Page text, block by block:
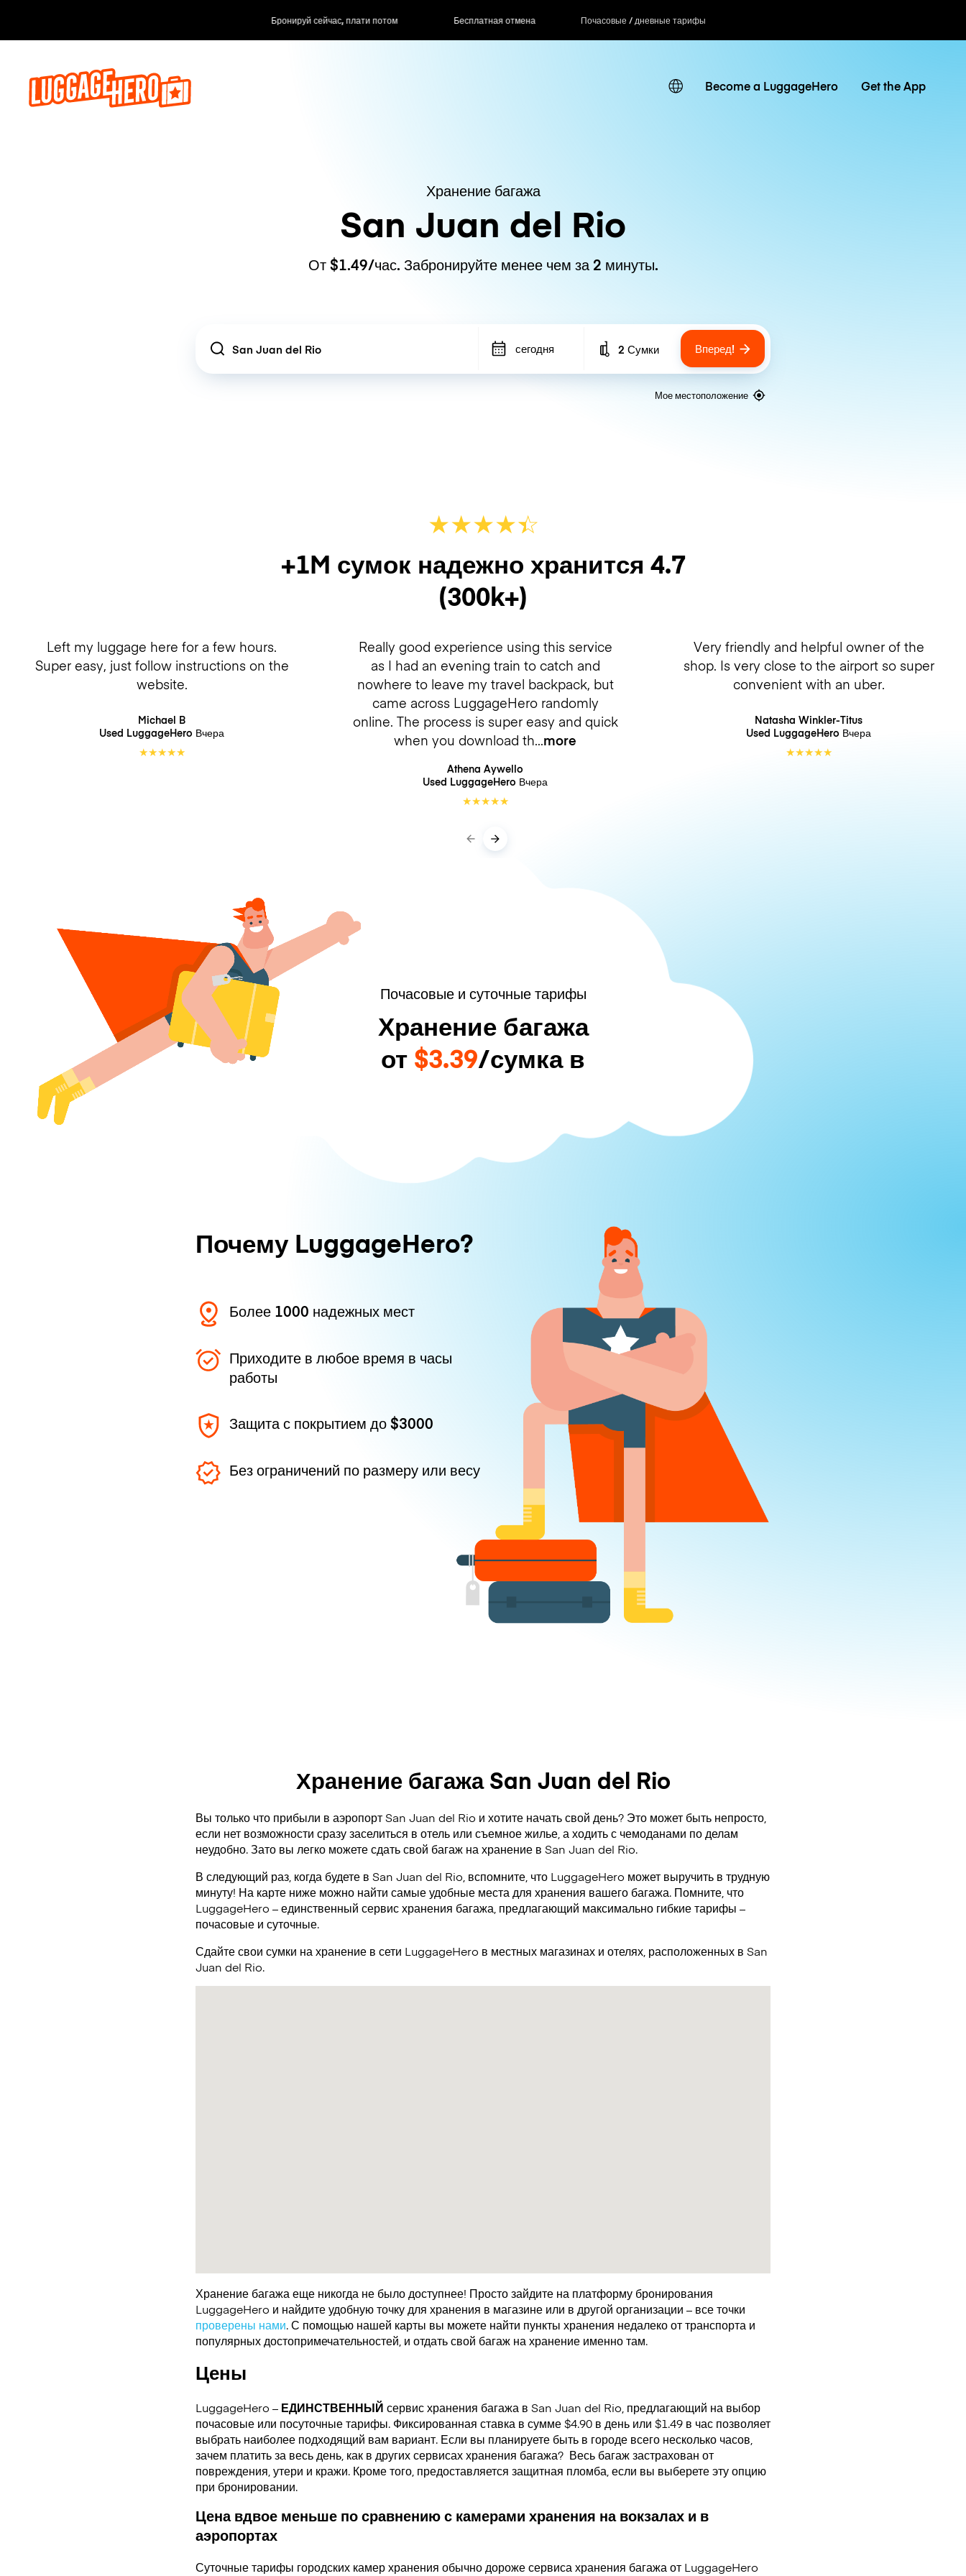
Бронируй сейчас, плати потом Бесплатная отмена Почасовые / дневные тарифы
Become a LuggageHero Get the App
Хранение багажа
San Juan del Rio
От $1.49/час. Забронируйте менее чем за 2 минуты.
Location сегодня Number of bags
2 Сумки Вперед!
Мое местоположение
★★★★☆
★
+1M сумок надежно хранится 4.7
(300k+)
Left my luggage here for a few hours.
Super easy, just follow instructions on the
website.
Michael B
Used LuggageHero Вчера
★★★★★
Really good experience using this service
as I had an evening train to catch and
nowhere to leave my travel backpack, but
came across LuggageHero randomly
online. The process is super easy and quick
when you download th more
Athena Aywello
Used LuggageHero Вчера
★★★★★
Very friendly and helpful owner of the
shop. Is very close to the airport so super
convenient with an uber.
Natasha Winkler-Titus
Used LuggageHero Вчера
★★★★★
Почасовые и суточные тарифы
Хранение багажа
от $3.39/сумка в
Почему LuggageHero?
Более 1000 надежных мест
Приходите в любое время в часы
работы
Защита с покрытием до$3000
Без ограничений по размеру или весу
Хранение багажа San Juan del Rio
Вы только что прибыли в аэропорт San Juan del Rio и хотите начать свой день? Это может быть непросто,
если нет возможности сразу заселиться в отель или съемное жилье, а ходить с чемоданами по делам
неудобно. Зато вы легко можете сдать свой багаж на хранение в San Juan del Rio.
В следующий раз, когда будете в San Juan del Rio, вспомните, что LuggageHero может выручить в трудную
минуту! На карте ниже можно найти самые удобные места для хранения вашего багажа. Помните, что
LuggageHero – единственный сервис хранения багажа, предлагающий максимально гибкие тарифы –
почасовые и суточные.
Сдайте свои сумки на хранение в сети LuggageHero в местных магазинах и отелях, расположенных в San
Juan del Rio.
Хранение багажа еще никогда не было доступнее! Просто зайдите на платформу бронирования
LuggageHero и найдите удобную точку для хранения в магазине или в другой организации – все точки
проверены нами. С помощью нашей карты вы можете найти пункты хранения недалеко от транспорта и
популярных достопримечательностей, и отдать свой багаж на хранение именно там.
Цены
LuggageHero – ЕДИНСТВЕННЫЙ сервис хранения багажа в San Juan del Rio, предлагающий на выбор
почасовые или посуточные тарифы. Фиксированная ставка в сумме $4.90 в день или $1.49 в час позволяет
выбрать наиболее подходящий вам вариант. Если вы планируете быть в городе всего несколько часов,
зачем платить за весь день, как в других сервисах хранения багажа? Весь багаж застрахован от
повреждения, утери и кражи. Кроме того, предоставляется защитная пломба, если вы выберете эту опцию
при бронировании.
Цена вдвое меньше по сравнению с камерами хранения на вокзалах и в
аэропортах
Суточные тарифы городских камер хранения обычно дороже сервиса хранения багажа от LuggageHero